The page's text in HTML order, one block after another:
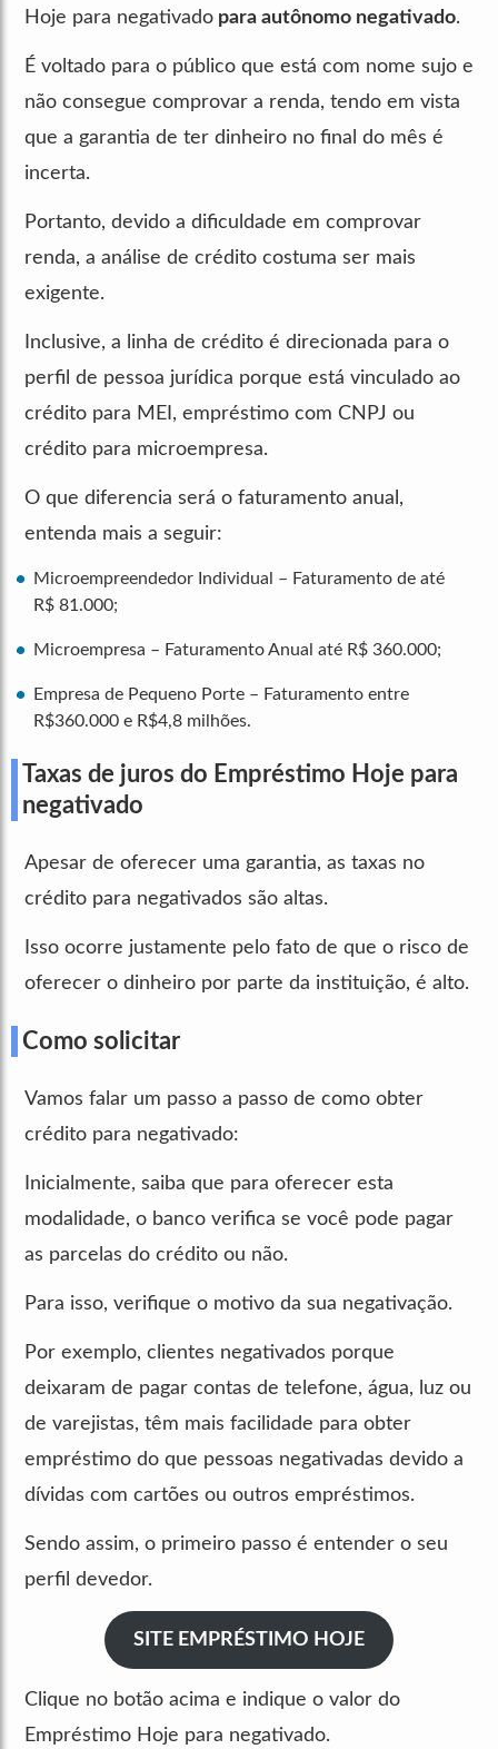
Hoje para negativado para autônomo negativado.
É voltado para o público que está com nome sujo e
não consegue comprovar a renda, tendo em vista
que a garantia de ter dinheiro no final do mês é
incerta.
Portanto, devido a dificuldade em comprovar
renda, a análise de crédito costuma ser mais
exigente.
Inclusive, a linha de crédito é direcionada para o
perfil de pessoa jurídica porque está vinculado ao
crédito para MEI, empréstimo com CNPJ ou
crédito para microempresa.
O que diferencia será o faturamento anual,
entenda mais a seguir:
Microempreendedor Individual – Faturamento de até
R$ 81.000;
Microempresa – Faturamento Anual até R$ 360.000;
Empresa de Pequeno Porte – Faturamento entre
R$360.000 e R$4,8 milhões.
Taxas de juros do Empréstimo Hoje para
negativado
Apesar de oferecer uma garantia, as taxas no
crédito para negativados são altas.
Isso ocorre justamente pelo fato de que o risco de
oferecer o dinheiro por parte da instituição, é alto.
Como solicitar
Vamos falar um passo a passo de como obter
crédito para negativado:
Inicialmente, saiba que para oferecer esta
modalidade, o banco verifica se você pode pagar
as parcelas do crédito ou não.
Para isso, verifique o motivo da sua negativação.
Por exemplo, clientes negativados porque
deixaram de pagar contas de telefone, água, luz ou
de varejistas, têm mais facilidade para obter
empréstimo do que pessoas negativadas devido a
dívidas com cartões ou outros empréstimos.
Sendo assim, o primeiro passo é entender o seu
perfil devedor.
SITE EMPRÉSTIMO HOJE
Clique no botão acima e indique o valor do
Empréstimo Hoje para negativado.